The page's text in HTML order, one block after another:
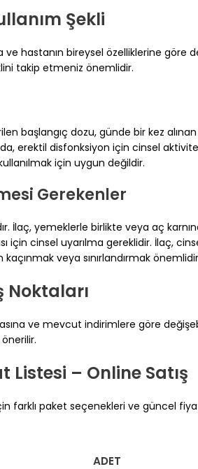
Şekli
hastanın bireysel özelliklerine
takip etmeniz önemlidir.
başlangıç dozu, günde bir kez
erektil disfonksiyon için cinsel
için uygun değildir.
Gerekenler
İlaç, yemeklerle birlikte veya aç
için cinsel uyarılma gereklidir. İlaç,
veya sınırlandırmak
Noktaları
ve mevcut indirimlere göre
Listesi – Online Satış
farklı paket seçenekleri ve güncel
ADET